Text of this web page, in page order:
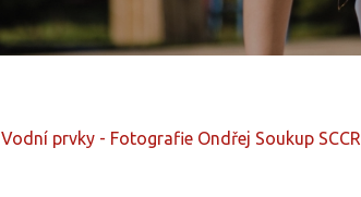
Vodní prvky - Fotografie Ondřej Soukup SCCR